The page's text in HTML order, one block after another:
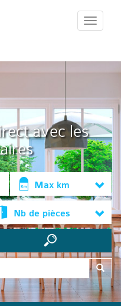
::Menu::
avec les
Max km
Nb de pièces